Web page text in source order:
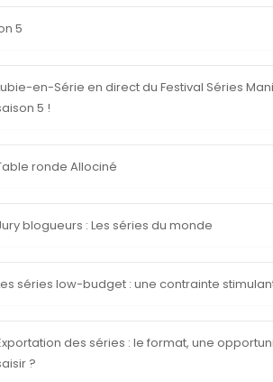
5
en-Série en direct du Festival Séries
5 !
ronde Allociné
blogueurs : Les séries du monde
séries low-budget : une contrainte
des séries : le format, une
?